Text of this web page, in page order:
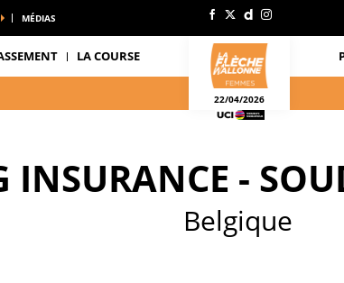
MÉDIAS
LA COURSE
22/04/2026
INSURANCE -
Belgique